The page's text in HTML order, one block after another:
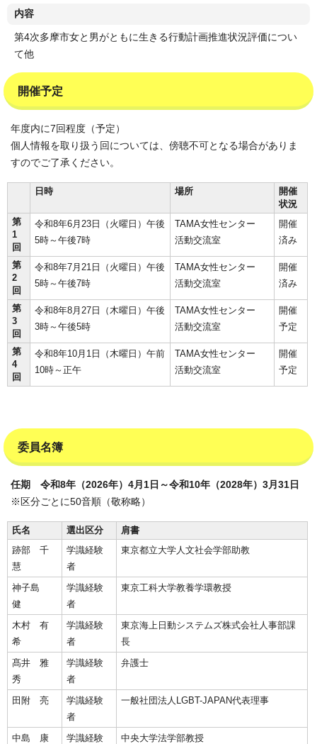
内容
第4次多摩市女と男がともに生きる行動計画推進状況評価につい
て他
開催予定
年度内に7回程度（予定）
個人情報を取り扱う回については、傍聴不可となる場合がありま
すのでご了承ください。
日時 場所
開催
状況
第
1
回
令和8年6月23日（火曜日）午後
5時～午後7時
TAMA女性センター
活動交流室
開催
済み
第
2
回
令和8年7月21日（火曜日）午後
5時～午後7時
TAMA女性センター
活動交流室
開催
済み
第
3
回
令和8年8月27日（木曜日）午後
3時～午後5時
TAMA女性センター
活動交流室
開催
予定
第
4
回
令和8年10月1日（木曜日）午前
10時～正午
TAMA女性センター
活動交流室
開催
予定
委員名簿
任期 令和8年（2026年）4月1日～令和10年（2028年）3月31日
※区分ごとに50音順（敬称略）
氏名 選出区分
肩書
跡部 千
慧
学識経験
者
東京都立大学人文社会学部助教
神子島
健
学識経験
者
東京工科大学教養学環教授
木村 有
希
学識経験
者
東京海上日動システムズ株式会社人事部課
長
髙井 雅
秀
学識経験
者
弁護士
田附 亮
学識経験
者
一般社団法人LGBT-JAPAN代表理事
中島 康
学識経験
中央大学法学部教授